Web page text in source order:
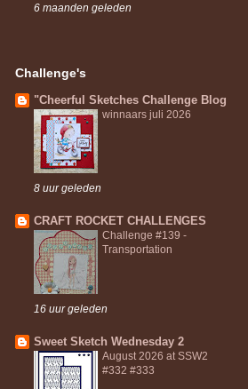
6 maanden geleden
Challenge's
"Cheerful Sketches Challenge Blog
winnaars juli 2026
8 uur geleden
CRAFT ROCKET CHALLENGES
Challenge #139 -
Transportation
16 uur geleden
Sweet Sketch Wednesday 2
August 2026 at SSW2
#332 #333